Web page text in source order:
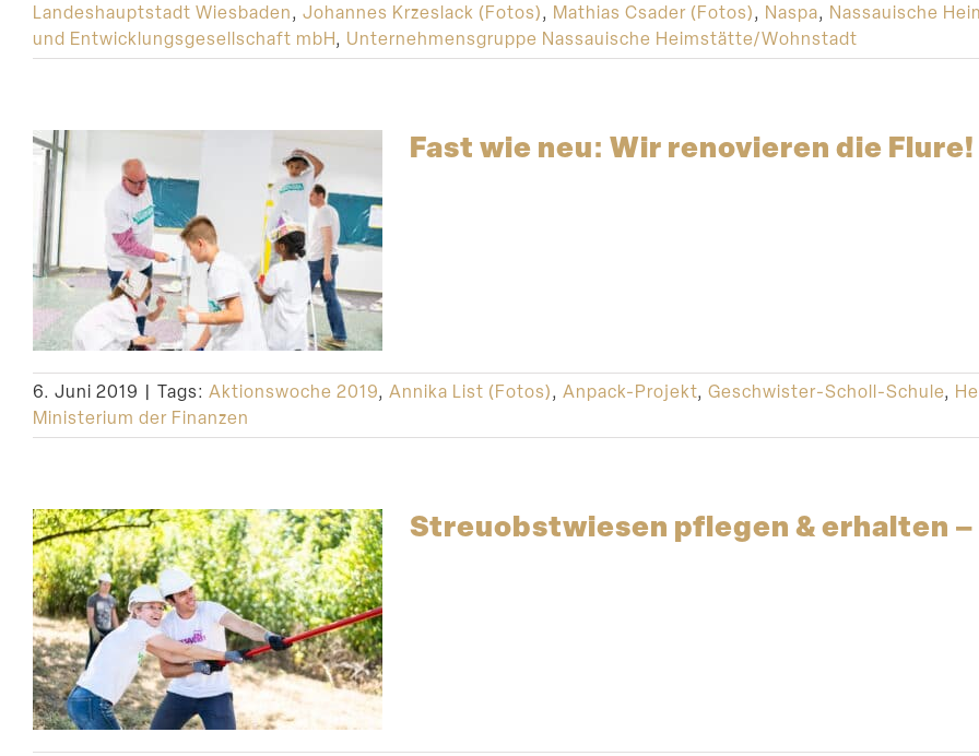
Landeshauptstadt Wiesbaden, Johannes Krzeslack (Fotos), Mathias Csader (Fotos), Naspa, Nassauische
und Entwicklungsgesellschaft mbH, Unternehmensgruppe Nassauische Heimstätte/Wohnstadt
Fast wie neu: Wir renovieren die Flure!
6. Juni 2019 | Tags: Aktionswoche 2019, Annika List (Fotos), Anpack-Projekt, Geschwister-Scholl-Schule,
Ministerium der Finanzen
Streu­obst­wiesen pflegen & erhalten –